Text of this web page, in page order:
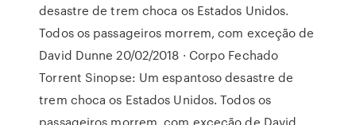
desastre de trem choca os Estados Unidos.
Todos os passageiros morrem, com exceção de
David Dunne 20/02/2018 · Corpo Fechado
Torrent Sinopse: Um espantoso desastre de
trem choca os Estados Unidos. Todos os
passageiros morrem, com exceção de David